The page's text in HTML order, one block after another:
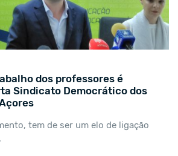
dos professores é
Sindicato Democrático dos
tem de ser um elo de ligação